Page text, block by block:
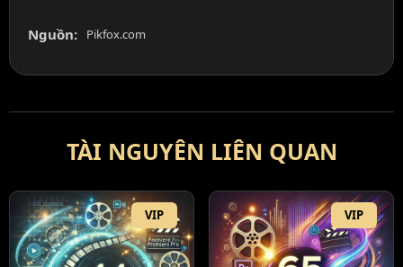
Nguồn: Pikfox.com
TÀI NGUYÊN LIÊN QUAN
VIP VIP